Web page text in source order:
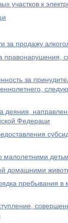
участков к
за продажу
правонарушения,
за
деяния,
Федераци
малолетними
домашними
пребывания в